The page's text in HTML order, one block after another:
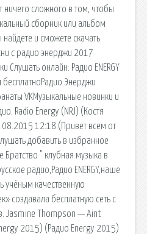
сложного в том, чтобы
сборник или альбом
и сможете скачать
с радио энерджи 2017
Слушать онлайн: Радио ENERGY
Энерджи
VKМузыкальные новинки и
Radio Energy (NRJ) (Костя
12:18 (Привет всем от
добавить в избранное
Братство " клубная музыка в
радио,Радио ENERGY,наше
учёным качественную
создавала бесплатную сеть с
Jasmine Thompson — Aint
2015) (Радио Energy 2015)